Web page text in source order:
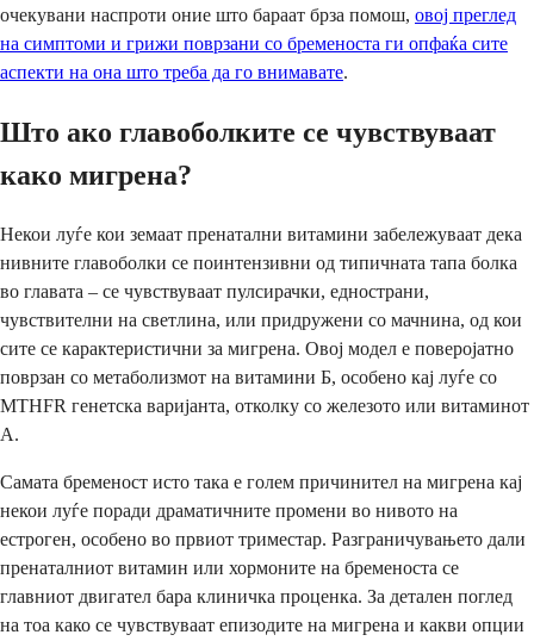
очекувани наспроти оние што бараат брза помош, овој преглед
на симптоми и грижи поврзани со бременоста ги опфаќа сите
аспекти на она што треба да го внимавате.
Што ако главоболките се чувствуваат
како мигрена?
Некои луѓе кои земаат пренатални витамини забележуваат дека
нивните главоболки се поинтензивни од типичната тапа болка
во главата – се чувствуваат пулсирачки, еднострани,
чувствителни на светлина, или придружени со мачнина, од кои
сите се карактеристични за мигрена. Овој модел е поверојатно
поврзан со метаболизмот на витамини Б, особено кај луѓе со
MTHFR генетска варијанта, отколку со железото или витаминот
А.
Самата бременост исто така е голем причинител на мигрена кај
некои луѓе поради драматичните промени во нивото на
естроген, особено во првиот триместар. Разграничувањето дали
пренаталниот витамин или хормоните на бременоста се
главниот двигател бара клиничка проценка. За детален поглед
на тоа како се чувствуваат епизодите на мигрена и какви опции